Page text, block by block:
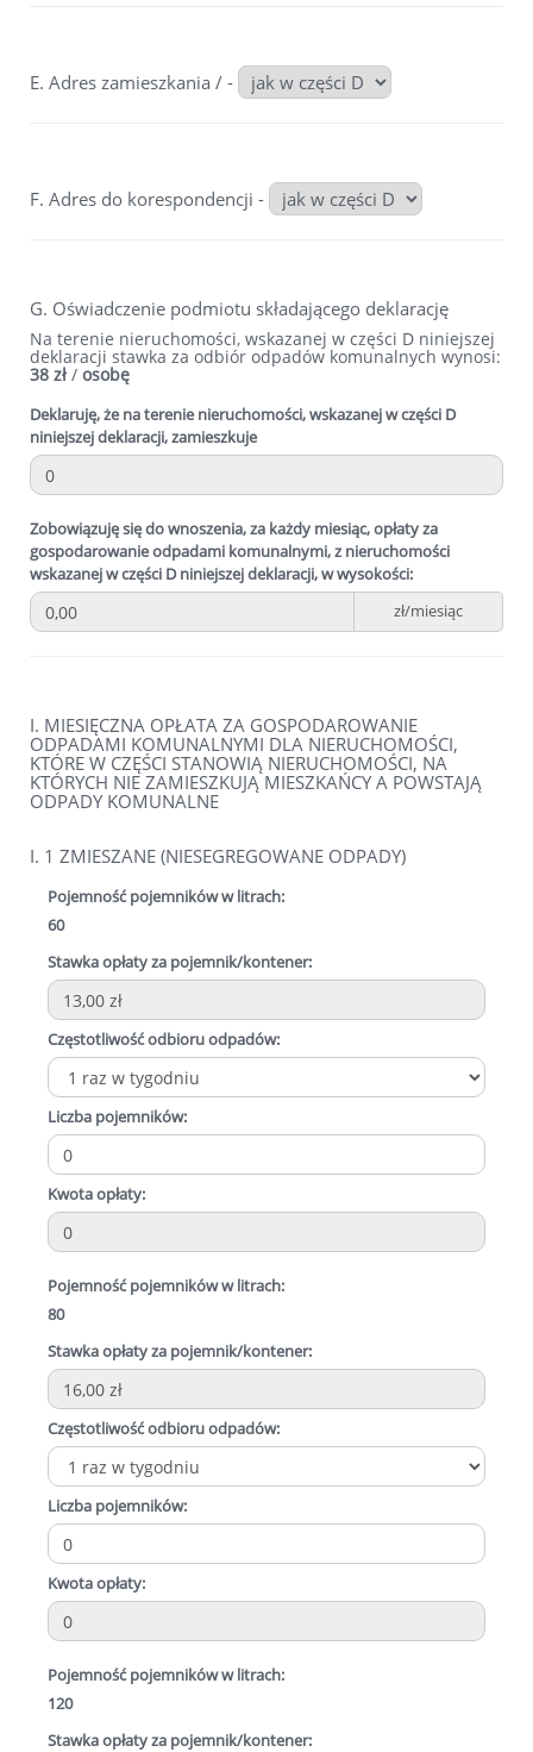
E. Adres zamieszkania / -
F. Adres do korespondencji -
G. Oświadczenie podmiotu składającego deklarację
Na terenie nieruchomości, wskazanej w części D niniejszej
deklaracji stawka za odbiór odpadów komunalnych wynosi:
38 zł/ osobę
Deklaruję, że na terenie nieruchomości, wskazanej w części D
niniejszej deklaracji, zamieszkuje
Zobowiązuję się do wnoszenia, za każdy miesiąc, opłaty za
gospodarowanie odpadami komunalnymi, z nieruchomości
wskazanej w części D niniejszej deklaracji, w wysokości:
zł/miesiąc
I. MIESIĘCZNA OPŁATA ZA GOSPODAROWANIE
ODPADAMI KOMUNALNYMI DLA NIERUCHOMOŚCI,
KTÓRE W CZĘŚCI STANOWIĄ NIERUCHOMOŚCI, NA
KTÓRYCH NIE ZAMIESZKUJĄ MIESZKAŃCY A POWSTAJĄ
ODPADY KOMUNALNE
I. 1 ZMIESZANE (NIESEGREGOWANE ODPADY)
Pojemność pojemników w litrach:
60
Stawka opłaty za pojemnik/kontener:
Częstotliwość odbioru odpadów:
Liczba pojemników:
Kwota opłaty:
Pojemność pojemników w litrach:
80
Stawka opłaty za pojemnik/kontener:
Częstotliwość odbioru odpadów:
Liczba pojemników:
Kwota opłaty:
Pojemność pojemników w litrach:
120
Stawka opłaty za pojemnik/kontener: